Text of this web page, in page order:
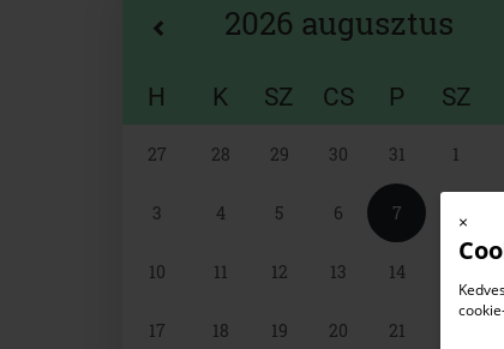
×
választó
2026 augusztus
H K SZ CS P SZ
27 28 29 30 31 1
3 4 5 6 7
10 11 12 13 14
17 18 19 20 21